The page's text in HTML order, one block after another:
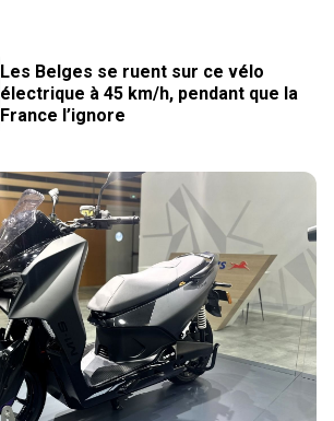
Les Belges se ruent sur ce vélo
électrique à 45 km/h, pendant que la
France l’ignore